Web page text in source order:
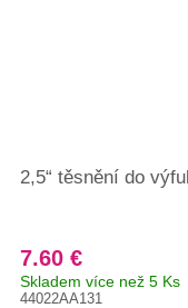
2,5“ těsnění do
7.60 €
Skladem více než 5 Ks
44022AA131